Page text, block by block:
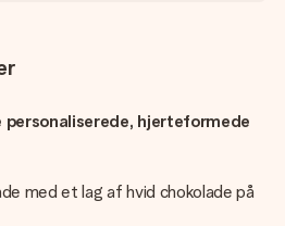
hjerteformede
med et lag af hvid chokolade på